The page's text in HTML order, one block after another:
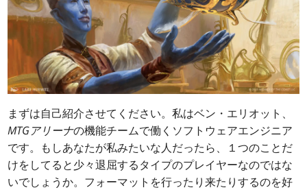
まずは自己紹介させてください。私はベン・エリオット、
MTGアリーナの機能チームで働くソフトウェアエンジニア
です。もしあなたが私みたいな人だったら、１つのことだ
けをしてると少々退屈するタイプのプレイヤーなのではな
いでしょうか。フォーマットを行ったり来たりするのを好